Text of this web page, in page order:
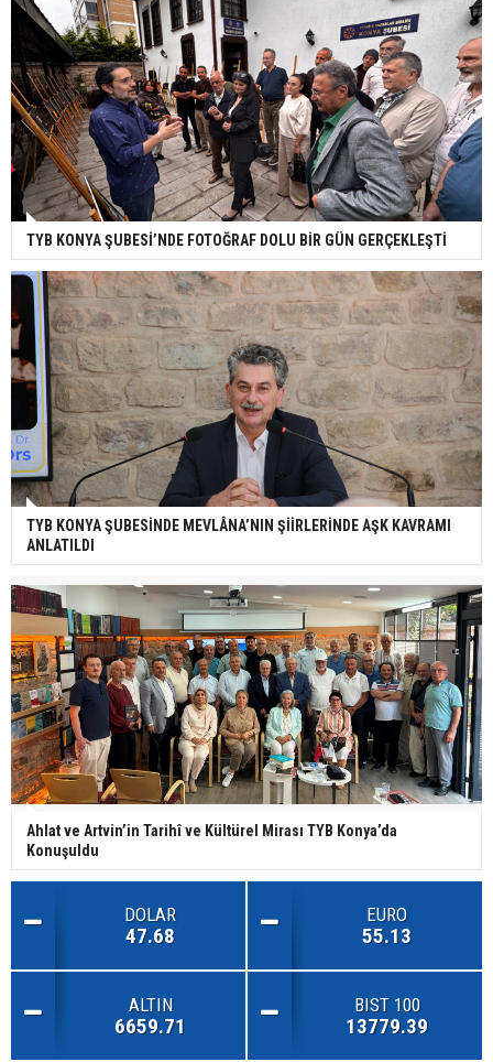
TYB KONYA ŞUBESİ’NDE FOTOĞRAF DOLU BİR GÜN GERÇEKLEŞTİ
TYB KONYA ŞUBESİNDE MEVLÂNA’NIN ŞİİRLERİNDE AŞK KAVRAMI
ANLATILDI
Ahlat ve Artvin’in Tarihî ve Kültürel Mirası TYB Konya’da
Konuşuldu
DOLAR
47.68
EURO
55.13
ALTIN
6659.71
BIST 100
13779.39